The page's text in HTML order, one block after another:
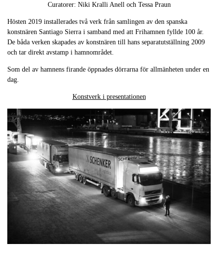
Curatorer: Niki Kralli Anell och Tessa Praun
Hösten 2019 installerades två verk från samlingen av den spanska
konstnären Santiago Sierra i samband med att Frihamnen fyllde 100 år.
De båda verken skapades av konstnären till hans separatutställning 2009
och tar direkt avstamp i hamnområdet.
Som del av hamnens firande öppnades dörrarna för allmänheten under en
dag.
Konstverk i presentationen